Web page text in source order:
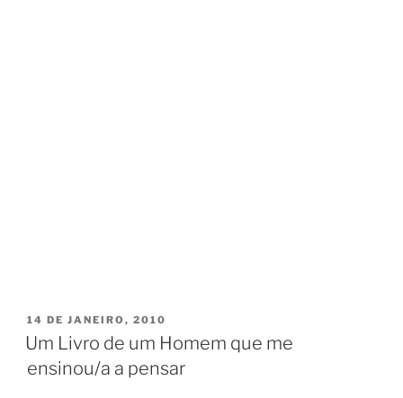
PUBLICADO
EM
14 DE JANEIRO, 2010
Um Livro de um Homem que me
ensinou/a a pensar